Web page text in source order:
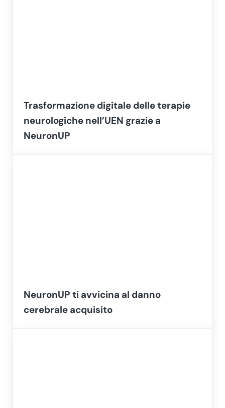
Trasformazione digitale delle terapie
neurologiche nell’UEN grazie a
NeuronUP
NeuronUP ti avvicina al danno
cerebrale acquisito